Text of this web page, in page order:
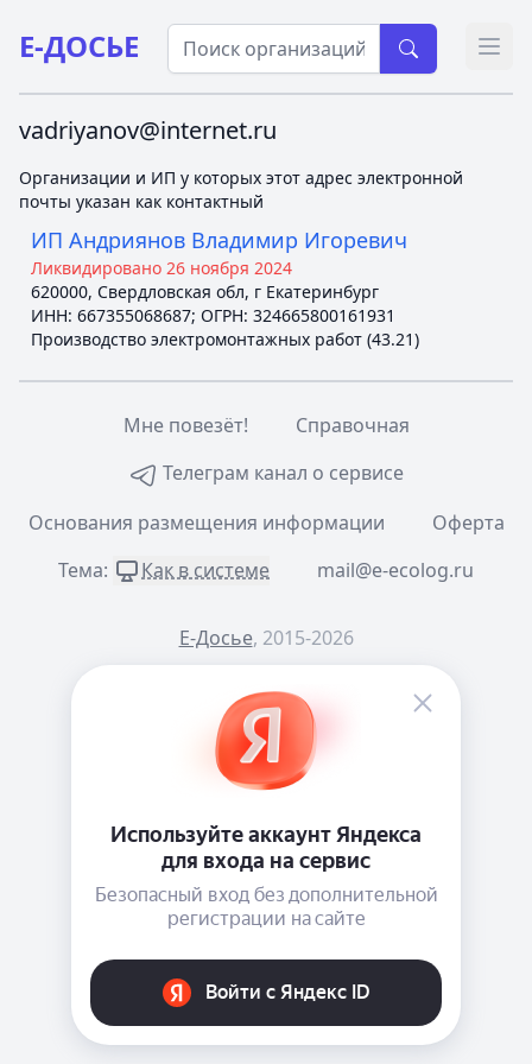
Е-ДОСЬЕ
vadriyanov@internet.ru
Организации и ИП у которых этот адрес электронной
почты указан как контактный
ИП Андриянов Владимир Игоревич
Ликвидировано 26 ноября 2024
620000, Свердловская обл, г Екатеринбург
ИНН: 667355068687; ОГРН: 324665800161931
Производство электромонтажных работ (43.21)
Мне повезёт!
Справочная
Телеграм канал о сервисе
Основания размещения информации
Оферта
Тема:
Как в системе mail@e-ecolog.ru
Е-Досье, 2015-2026